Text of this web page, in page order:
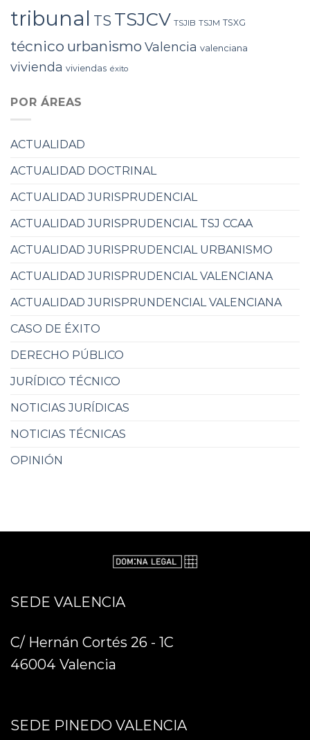
tribunal TS TSJCV TSJIB TSJM TSXG
técnico urbanismo Valencia valenciana
vivienda viviendas éxito
POR ÁREAS
ACTUALIDAD
ACTUALIDAD DOCTRINAL
ACTUALIDAD JURISPRUDENCIAL
ACTUALIDAD JURISPRUDENCIAL TSJ CCAA
ACTUALIDAD JURISPRUDENCIAL URBANISMO
ACTUALIDAD JURISPRUDENCIAL VALENCIANA
ACTUALIDAD JURISPRUNDENCIAL VALENCIANA
CASO DE ÉXITO
DERECHO PÚBLICO
JURÍDICO TÉCNICO
NOTICIAS JURÍDICAS
NOTICIAS TÉCNICAS
OPINIÓN
SEDE VALENCIA
C/ Hernán Cortés 26 - 1C
46004 Valencia
SEDE PINEDO VALENCIA